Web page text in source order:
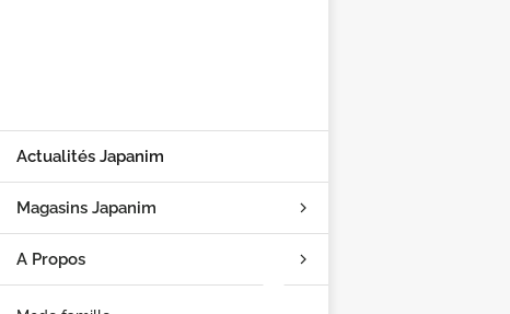
Actualités Japanim
Magasins Japanim
A Propos